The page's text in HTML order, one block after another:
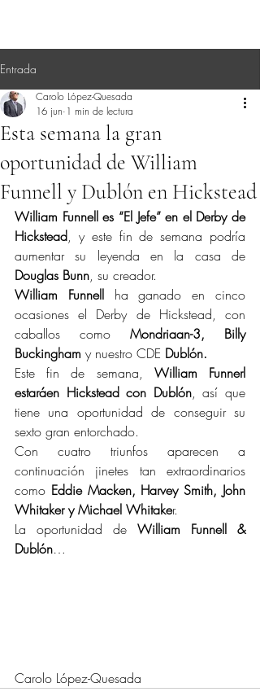
Entrada
Esta semana la gran
oportunidad de William
Funnell y Dublón en Hickstead
Carolo López-Quesada
16 jun 1 min de lectura
William Funnell es “El Jefe” en el Derby de
Hickstead, y este fin de semana podría
Douglas Bunn, su creador.
William Funnell ha ganado en cinco
ocasiones el Derby de Hickstead, con
caballos como Mondriaan-3, Billy
Buckingham y nuestro CDE Dublón.
Este fin de semana, William Funnerl
estaráen Hickstead con Dublón, así que
tiene una oportunidad de conseguir su
sexto gran entorchado.
Con cuatro triunfos aparecen a
continuación jinetes tan extraordinarios
como Eddie Macken, Harvey Smith, John
Whitaker y Michael Whitaker.
La oportunidad de William Funnell &
Dublón…
Carolo López-Quesada